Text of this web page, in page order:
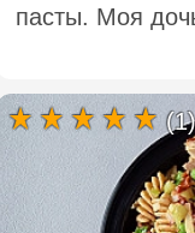
пасты. Моя
(1)